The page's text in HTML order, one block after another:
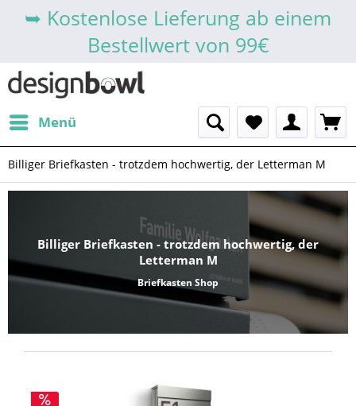
➥ Kostenlose Lieferung ab einem
Bestellwert von 99€
Menü
Billiger Briefkasten - trotzdem hochwertig, der Letterman M
Billiger Briefkasten - trotzdem hochwertig, der
Letterman M
Briefkasten Shop